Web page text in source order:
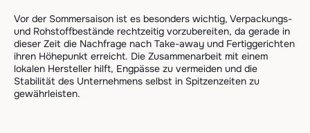
Vor der Sommersaison ist es besonders wichtig, Verpackungs-
und Rohstoffbestände rechtzeitig vorzubereiten, da gerade in
dieser Zeit die Nachfrage nach Take-away und Fertiggerichten
ihren Höhepunkt erreicht. Die Zusammenarbeit mit einem
lokalen Hersteller hilft, Engpässe zu vermeiden und die
Stabilität des Unternehmens selbst in Spitzenzeiten zu
gewährleisten.